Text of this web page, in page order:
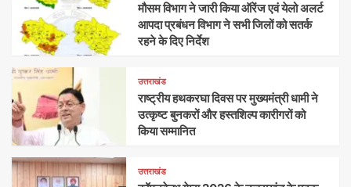
मौसम विभाग ने जारी किया ऑरेंज एवं येलो अलर्ट
आपदा प्रबंधन विभाग ने सभी जिलों को सतर्क
रहने के दिए निर्देश
उत्तराखंड
राष्ट्रीय हथकरघा दिवस पर मुख्यमंत्री धामी ने
उत्कृष्ट बुनकरों और हस्तशिल्प कारीगरों को
किया सम्मानित
उत्तराखंड